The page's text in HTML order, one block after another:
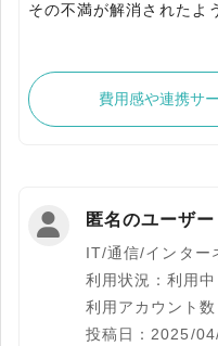
その不満が解消されたよ
費用感や連携サ
匿名のユーザー
IT/通信/インター
利用状況：利用中
利用アカウント
投稿日：2025/